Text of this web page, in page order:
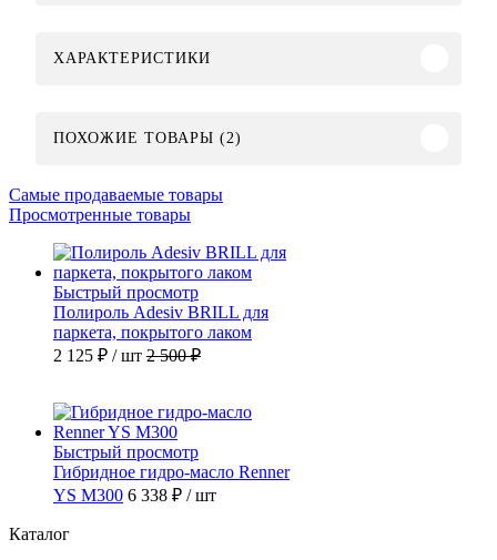
ХАРАКТЕРИСТИКИ
ПОХОЖИЕ ТОВАРЫ (2)
Самые продаваемые товары
Просмотренные товары
Быстрый просмотр
Полироль Adesiv BRILL для
паркета, покрытого лаком
2 125 ₽ / шт 2 500 ₽
Быстрый просмотр
Гибридное гидро-масло Renner
YS M300 6 338 ₽ / шт
Каталог